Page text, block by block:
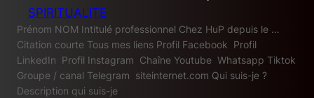
SPIRITUALITE
Prénom NOM Intitulé professionnel Chez HuP depuis le …
Citation courte Tous mes liens Profil Facebook Profil
LinkedIn Profil Instagram Chaîne Youtube Whatsapp Tiktok
Groupe / canal Telegram siteinternet.com Qui suis-je ?
Description qui suis-je